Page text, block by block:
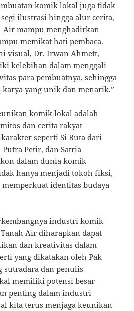
komik lokal juga tidak
ilustrasi hingga alur cerita,
Air mampu menghadirkan
memikat hati pembaca.
visual, Dr. Irwan Ahmett,
kelebihan dalam menggali
para pembuatnya, sehingga
yang unik dan menarik.”
komik lokal adalah
dan cerita rakyat
seperti Si Buta dari
Petir, dan Satria
dalam dunia komik
hanya menjadi tokoh fiksi,
identitas budaya
industri komik
Air diharapkan dapat
dan kreativitas dalam
yang dikatakan oleh Pak
sutradara dan penulis
memiliki potensi besar
penting dalam industri
kita terus menjaga keunikan